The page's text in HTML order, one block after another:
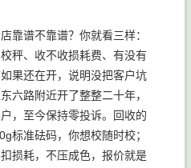
靠谱不靠谱？你就看三样：
秤、收不收损耗费、有没有
果还在开，说明没把客户坑
六路附近开了整整二十年，
，至今保持零投诉。回收的
标准砝码，你想校随时校；
损耗，不压成色，报价就是